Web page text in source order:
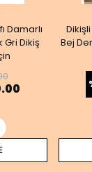
Damarlı
Gri Dikiş
Dikişli
Bej